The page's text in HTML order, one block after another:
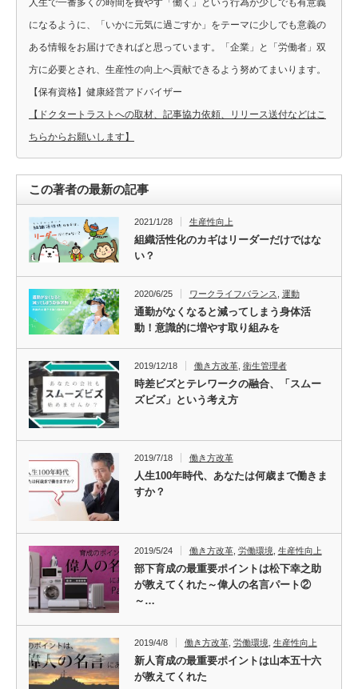
人生で一番多くの時間を費やす「働く」という行為が少しでも有意義
になるように、「いかに元気に過ごすか」をテーマに少しでも意義の
ある情報をお届けできればと思っています。「企業」と「労働者」双
方に必要とされ、生産性の向上へ貢献できるよう努めてまいります。
【保有資格】健康経営アドバイザー
【ドクタートラストへの取材、記事協力依頼、リリース送付などはこ
ちらからお願いします】
この著者の最新の記事
2021/1/28 生産性向上
組織活性化のカギはリーダーだけではな
い？
2020/6/25 ワークライフバランス 運動
通勤がなくなると減ってしまう身体活
動！意識的に増やす取り組みを
2019/12/18 働き方改革, 衛生管理者
時差ビズとテレワークの融合、「スムー
ズビズ」という考え方
2019/7/18 働き方改革
人生100年時代、あなたは何歳まで働きま
すか？
2019/5/24 働き方改革, 労働環境 生産性向上
部下育成の最重要ポイントは松下幸之助
が教えてくれた～偉人の名言パート②
～…
2019/4/8 働き方改革, 労働環境 生産性向上
新人育成の最重要ポイントは山本五十六
が教えてくれた